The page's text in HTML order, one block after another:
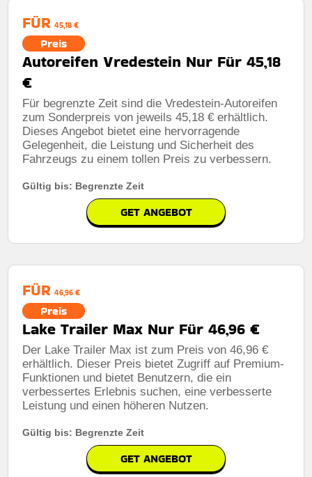
FÜR 45,18 €
Preis
Autoreifen Vredestein Nur Für 45,18
€
Für begrenzte Zeit sind die Vredestein-Autoreifen
zum Sonderpreis von jeweils 45,18 € erhältlich.
Dieses Angebot bietet eine hervorragende
Gelegenheit, die Leistung und Sicherheit des
Fahrzeugs zu einem tollen Preis zu verbessern.
Gültig bis: Begrenzte Zeit
GET ANGEBOT
FÜR 46,96 €
Preis
Lake Trailer Max Nur Für 46,96 €
Der Lake Trailer Max ist zum Preis von 46,96 €
erhältlich. Dieser Preis bietet Zugriff auf Premium-
Funktionen und bietet Benutzern, die ein
verbessertes Erlebnis suchen, eine verbesserte
Leistung und einen höheren Nutzen.
Gültig bis: Begrenzte Zeit
GET ANGEBOT